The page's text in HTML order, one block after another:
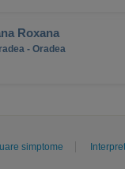
Roxana
- Oradea
simptome